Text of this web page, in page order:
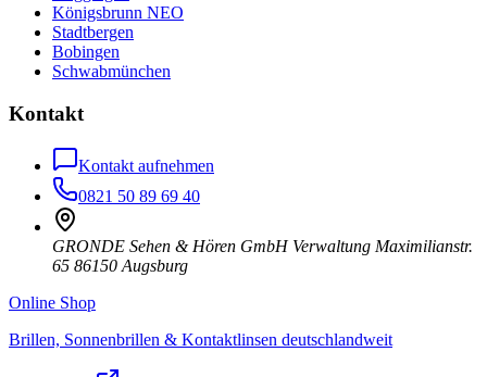
Königsbrunn NEO
Stadtbergen
Bobingen
Schwabmünchen
Kontakt
Kontakt aufnehmen
0821 50 89 69 40
GRONDE Sehen & Hören GmbH Verwaltung Maximilianstr.
65 86150 Augsburg
Online Shop
Brillen, Sonnenbrillen & Kontaktlinsen deutschlandweit